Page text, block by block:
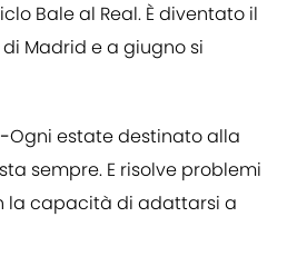
Bale al Real. È diventato il
Madrid e a giugno si
Ogni estate destinato alla
sempre. E risolve problemi
la capacità di adattarsi a